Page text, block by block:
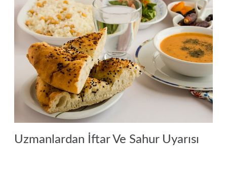
2019
Uzmanlardan İftar Ve Sahur Uyarısı